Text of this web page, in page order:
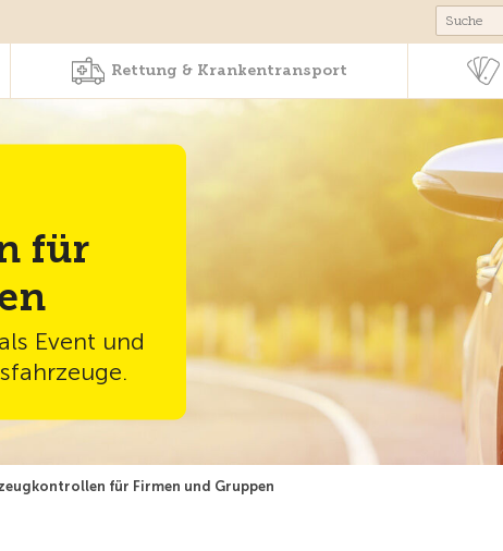
Rettung &
Rettung & Krankentransport
für
Event und
für Firmen und Gruppen